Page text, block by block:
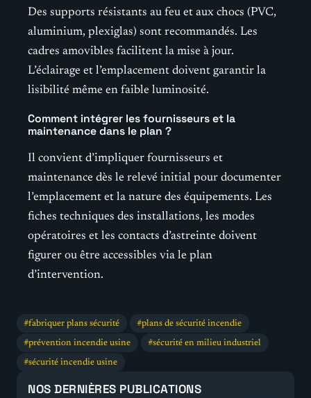
Des supports résistants au feu et aux chocs (PVC,
aluminium, plexiglas) sont recommandés. Les
cadres amovibles facilitent la mise à jour.
L’éclairage et l’emplacement doivent garantir la
lisibilité même en faible luminosité.
Comment intégrer les fournisseurs et la
maintenance dans le plan ?
Il convient d’impliquer fournisseurs et
maintenance dès le relevé initial pour documenter
l’emplacement et la nature des équipements. Les
fiches techniques des installations, les modes
opératoires et les contacts d’astreinte doivent
figurer ou être accessibles via le plan
d’intervention.
fabriquer plans sécurité plans de sécurité incendie
prévention incendie usine sécurité en milieu industriel
sécurité incendie usine
NOS DERNIÈRES PUBLICATIONS